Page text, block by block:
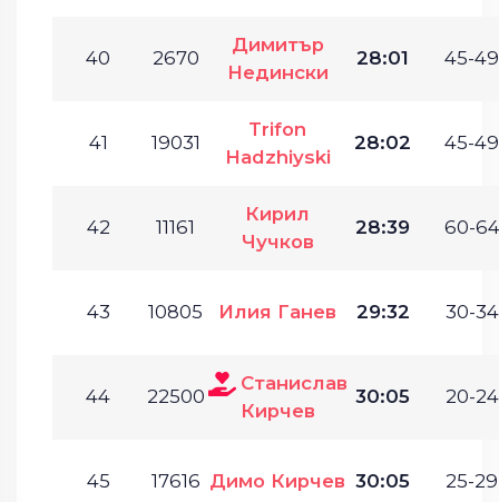
40 2670
Димитър
Недински
28:01 45-
41 19031
Trifon
Hadzhiyski
28:02 45-
42 11161
Кирил
Чучков
28:39 60-
43 10805 Илия Ганев 29:32 30-
44 22500
Станислав
Кирчев
30:05 20-
45 17616 Димо Кирчев 30:05 25-